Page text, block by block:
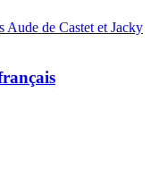
Aude de Castet et Jacky